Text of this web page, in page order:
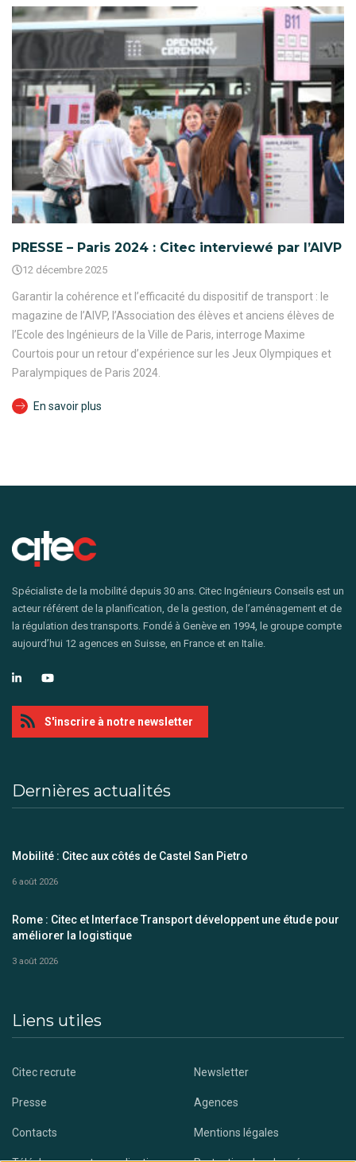
PRESSE – Paris 2024 : Citec interviewé par l’AIVP
12 décembre 2025
Garantir la cohérence et l’efficacité du dispositif de transport : le
magazine de l’AIVP, l’Association des élèves et anciens élèves de
l’Ecole des Ingénieurs de la Ville de Paris, interroge Maxime
Courtois pour un retour d’expérience sur les Jeux Olympiques et
Paralympiques de Paris 2024.
En savoir plus
Spécialiste de la mobilité depuis 30 ans. Citec Ingénieurs Conseils est un
acteur référent de la planification, de la gestion, de l’aménagement et de
la régulation des transports. Fondé à Genève en 1994, le groupe compte
aujourd’hui 12 agences en Suisse, en France et en Italie.
S'inscrire à notre newsletter
Dernières actualités
Mobilité : Citec aux côtés de Castel San Pietro
6 août 2026
Rome : Citec et Interface Transport développent une étude pour
améliorer la logistique
3 août 2026
Liens utiles
Citec recrute Newsletter
Presse Agences
Contacts Mentions légales